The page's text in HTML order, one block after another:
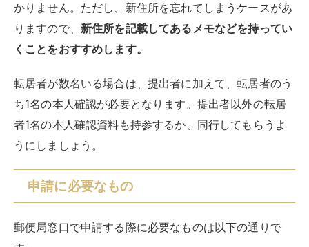
かりません。ただし、新住所を忘れてしまうケースがあ
りますので、 新住所を記載してあるメモなどを持ってい
くことをおすすめします。
転居者が数名いる場合は、提出者に加えて、転居者のう
ち1名の本人確認が必要となります。提出者以外の転居
者1名の本人確認資料も持参するか、同行してもらうよ
うにしましょう。
申請に必要なもの
郵便局窓口で申請する際に必要なものは以下の通りで